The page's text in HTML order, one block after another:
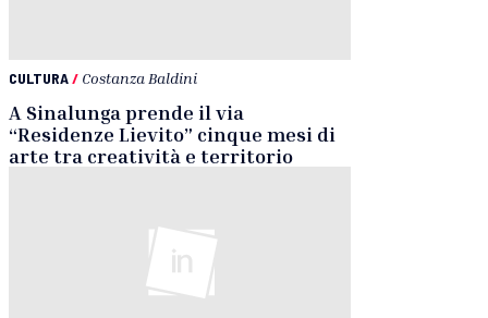
CULTURA/ Costanza Baldini
A Sinalunga prende il via
“Residenze Lievito” cinque mesi di
arte tra creatività e territorio